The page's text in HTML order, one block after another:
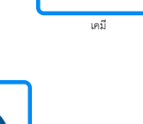
เคมี